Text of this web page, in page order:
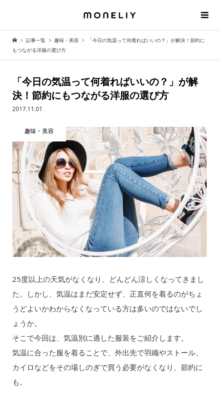
記事一覧 趣味・美容
「今日の気温って何着ればいいの？」が解決！節約に
もつながる洋服の選び方
「今日の気温って何着ればいいの？」が解
決！節約にもつながる洋服の選び方
2017.11.01
趣味・美容
25度以上の天気がなくなり、どんどん涼しくなってきまし
た。しかし、気温はまだ安定せず、正直何を着るのがちょ
うどよいかわからなくなっている方は多いのではないでし
ょうか。
そこで今回は、気温別に適した服装をご紹介します。
気温に合った服を着ることで、外出先で羽織やストール、
カイロなどをその場しのぎで買う必要がなくなり、節約に
も。